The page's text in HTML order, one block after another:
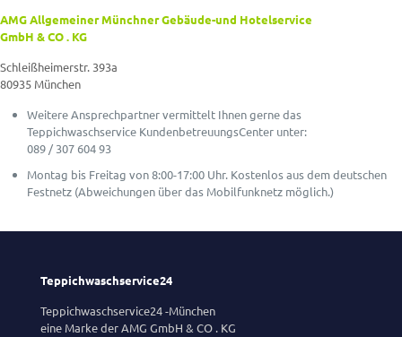
AMG Allgemeiner Münchner Gebäude-und Hotelservice
GmbH & CO . KG
Schleißheimerstr. 393a
80935 München
Weitere Ansprechpartner vermittelt Ihnen gerne das
Teppichwaschservice KundenbetreuungsCenter unter:
089 / 307 604 93
Montag bis Freitag von 8:00-17:00 Uhr. Kostenlos aus dem deutschen
Festnetz (Abweichungen über das Mobilfunknetz möglich.)
Teppichwaschservice24
Teppichwaschservice24 -München
eine Marke der AMG GmbH & CO . KG